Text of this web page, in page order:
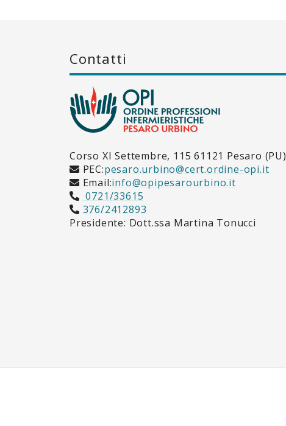
Contatti
Corso XI Settembre, 115 61121 Pesaro (PU)
PEC:pesaro.urbino@cert.ordine-opi.it
Email:info@opipesarourbino.it
0721/33615
376/2412893
Presidente: Dott.ssa Martina Tonucci